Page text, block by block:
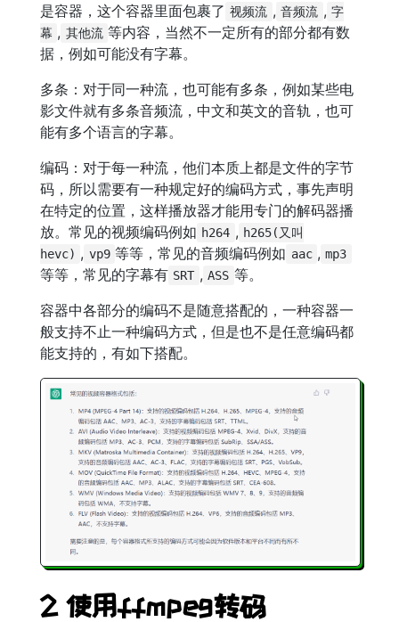
是容器，这个容器里面包裹了 视频流 , 音频流 , 字
幕 , 其他流 等内容，当然不一定所有的部分都有数
据，例如可能没有字幕。
多条：对于同一种流，也可能有多条，例如某些电
影文件就有多条音频流，中文和英文的音轨，也可
能有多个语言的字幕。
编码：对于每一种流，他们本质上都是文件的字节
码，所以需要有一种规定好的编码方式，事先声明
在特定的位置，这样播放器才能用专门的解码器播
放。常见的视频编码例如 h264 , h265(又叫
hevc) , vp9 等等，常见的音频编码例如 aac , mp3
等等，常见的字幕有 SRT , ASS 等。
容器中各部分的编码不是随意搭配的，一种容器一
般支持不止一种编码方式，但是也不是任意编码都
能支持的，有如下搭配。
2 使用ffmpeg转码